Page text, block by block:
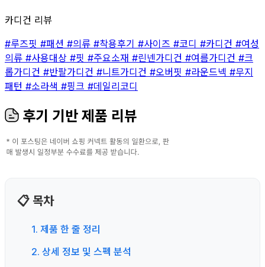
카디건 리뷰
#루즈핏 #패션 #의류 #착용후기 #사이즈 #코디 #카디건 #여성
의류 #사용대상 #핏 #주요소재 #린넨가디건 #여름가디건 #크
롭가디건 #반팔가디건 #니트가디건 #오버핏 #라운드넥 #무지
패턴 #소라색 #핑크 #데일리코디
후기 기반 제품 리뷰
📋 목차
1. 제품 한 줄 정리
2. 상세 정보 및 스펙 분석